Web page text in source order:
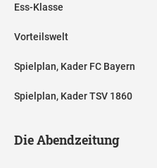
Ess-Klasse
Vorteilswelt
Spielplan, Kader FC Bayern
Spielplan, Kader TSV 1860
Die Abendzeitung